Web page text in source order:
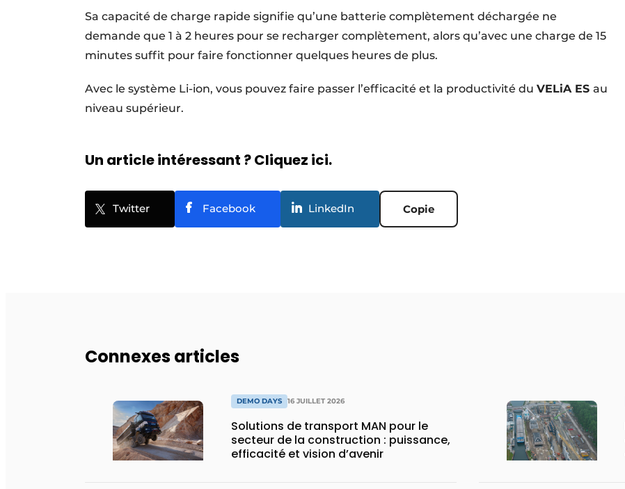
Sa capacité de charge rapide signifie qu’une batterie complètement déchargée ne
demande que 1 à 2 heures pour se recharger complètement, alors qu’avec une charge de 15
minutes suffit pour faire fonctionner quelques heures de plus.
Avec le système Li-ion, vous pouvez faire passer l’efficacité et la productivité du VELiA ES au
niveau supérieur.
Un article intéressant ? Cliquez ici.
Twitter Facebook LinkedIn Copie
Connexes articles
DEMO DAYS 16 JUILLET 2026
Solutions de transport MAN pour le
secteur de la construction : puissance,
efficacité et vision d’avenir